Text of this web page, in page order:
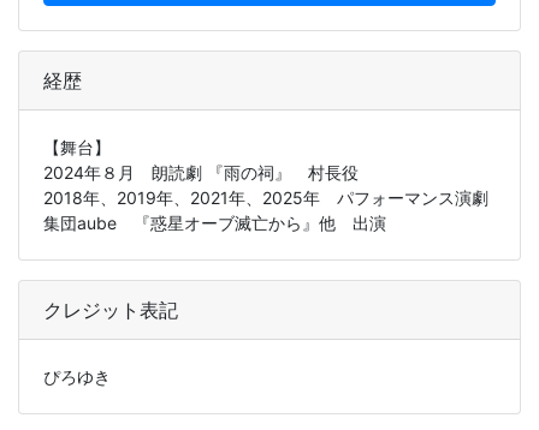
経歴
【舞台】
2024年８月 朗読劇 『雨の祠』 村長役
2018年、2019年、2021年、2025年 パフォーマンス演劇
集団aube 『惑星オーブ滅亡から』他 出演
クレジット表記
ぴろゆき